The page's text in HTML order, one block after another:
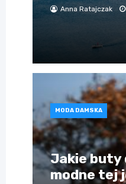
Anna Ratajczak
MODA DAMSKA
Jakie buty
modne tej